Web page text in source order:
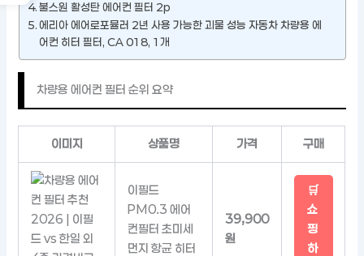
불스원 활성탄 에어컨 필터 2p
에리아 에어로포뮬러 2년 사용 가능한 괴물 성능 자동차 차량용 에
어컨 히터 필터, CA 018, 1개
차량용 에어컨 필터 순위 요약
이미지 상품명 가격 구매
이필드
PM0.3 에어
컨필터 초미세
먼지 항균 히터
39,900
원
🛒
쇼
핑
하